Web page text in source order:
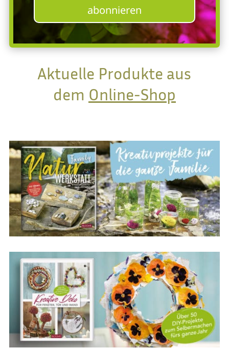
abonnieren
Aktuelle Produkte aus
dem Online-Shop